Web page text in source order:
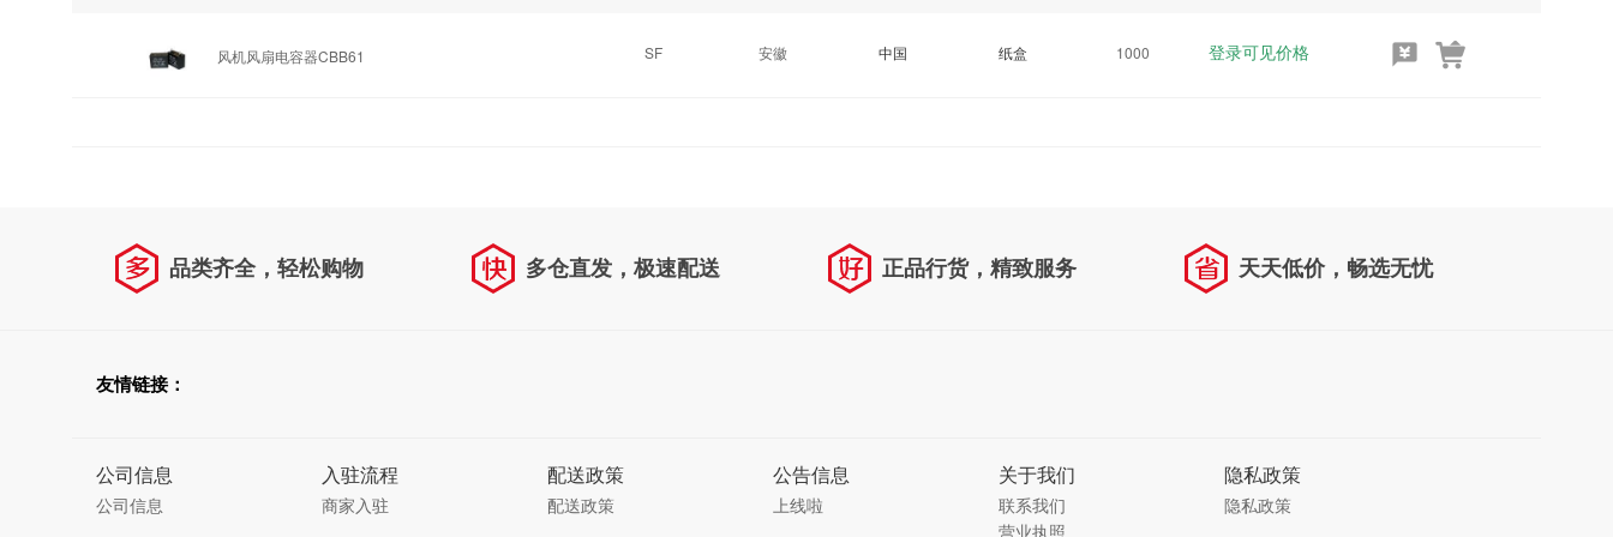
风机风扇电容器CBB61 SF 安徽 中国 纸盒 1000 登录可见价格
品类齐全，轻松购物 多仓直发，极速配送 正品行货，精致服务 天天低价，畅选无忧
友情链接：
公司信息
公司信息
入驻流程
商家入驻
配送政策
配送政策
公告信息
上线啦
关于我们
联系我们
营业执照
隐私政策
隐私政策